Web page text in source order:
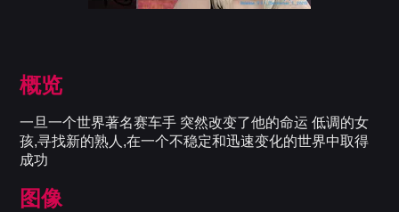
概览
一旦一个世界著名赛车手 突然改变了他的命运 低调的女
孩,寻找新的熟人,在一个不稳定和迅速变化的世界中取得
成功
图像